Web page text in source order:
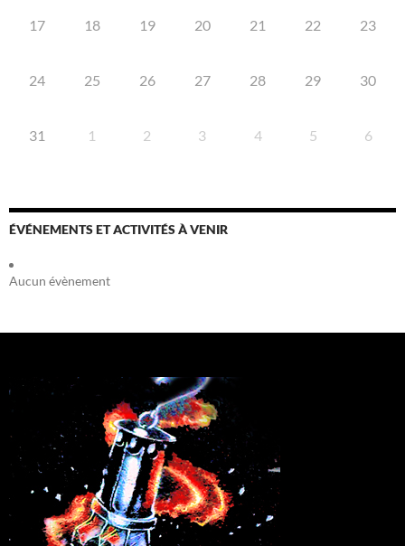
17 18 19 20 21 22 23
24 25 26 27 28 29 30
31 1 2 3 4 5 6
ÉVÉNEMENTS ET ACTIVITÉS À VENIR
Aucun évènement